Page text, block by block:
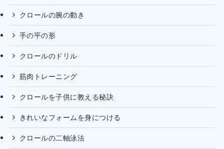
クロールの腕の動き
手の平の形
クロールのドリル
筋肉トレーニング
クロールを子供に教える秘訣
きれいなフォームを身につける
クロールの二軸泳法